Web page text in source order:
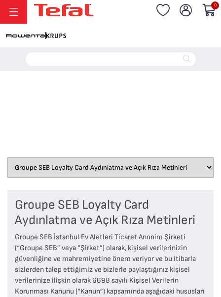
0
Groupe SEB Loyalty Card
Aydınlatma ve Açık Rıza Metinleri
Groupe SEB İstanbul Ev Aletleri Ticaret Anonim Şirketi
(“Groupe SEB” veya “Şirket”) olarak, kişisel verilerinizin
güvenliğine ve mahremiyetine önem veriyor ve bu itibarla
sizlerden talep ettiğimiz ve bizlerle paylaştığınız kişisel
verilerinize ilişkin olarak 6698 sayılı Kişisel Verilerin
Korunması Kanunu (“Kanun”) kapsamında aşağıdaki hususları